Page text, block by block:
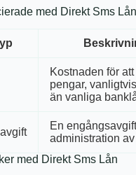
med Direkt Sms Lån
Kostnaden för
pengar,
än vanliga
En
administration
med Direkt Sms Lån